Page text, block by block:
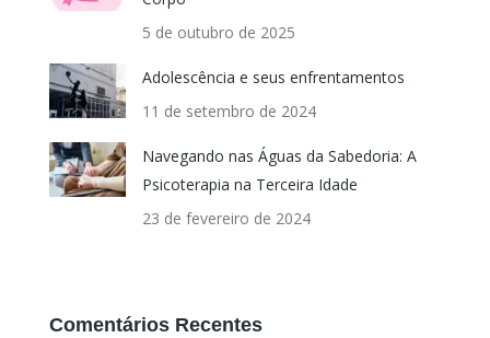
5 de outubro de 2025
Adolescência e seus enfrentamentos
11 de setembro de 2024
Navegando nas Águas da Sabedoria: A
Psicoterapia na Terceira Idade
23 de fevereiro de 2024
Comentários Recentes